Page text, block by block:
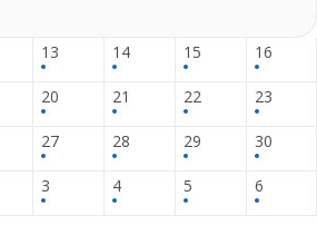
13 14 15 16
20 21 22 23
27 28 29 30
3 4 5 6